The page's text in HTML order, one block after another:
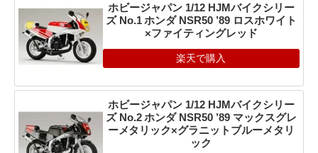
ホビージャパン 1/12 HJMバイクシリー
ズ No.1 ホンダ NSR50 ’89 ロスホワイト
×ファイティングレッド
楽天で購入
ホビージャパン 1/12 HJMバイクシリー
ズ No.2 ホンダ NSR50 ’89 マックスグレ
ーメタリック×グラニットブルーメタリ
ック